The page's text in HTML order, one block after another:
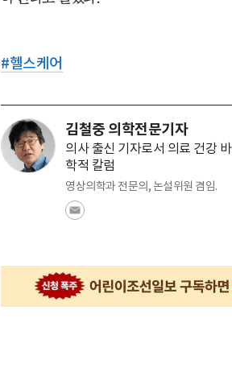
#헬스케어
김철중 의학전문기자
의사 출신 기자로서 의료 건강
학적 칼럼
영상의학과 전문의, 논설위원 겸임.